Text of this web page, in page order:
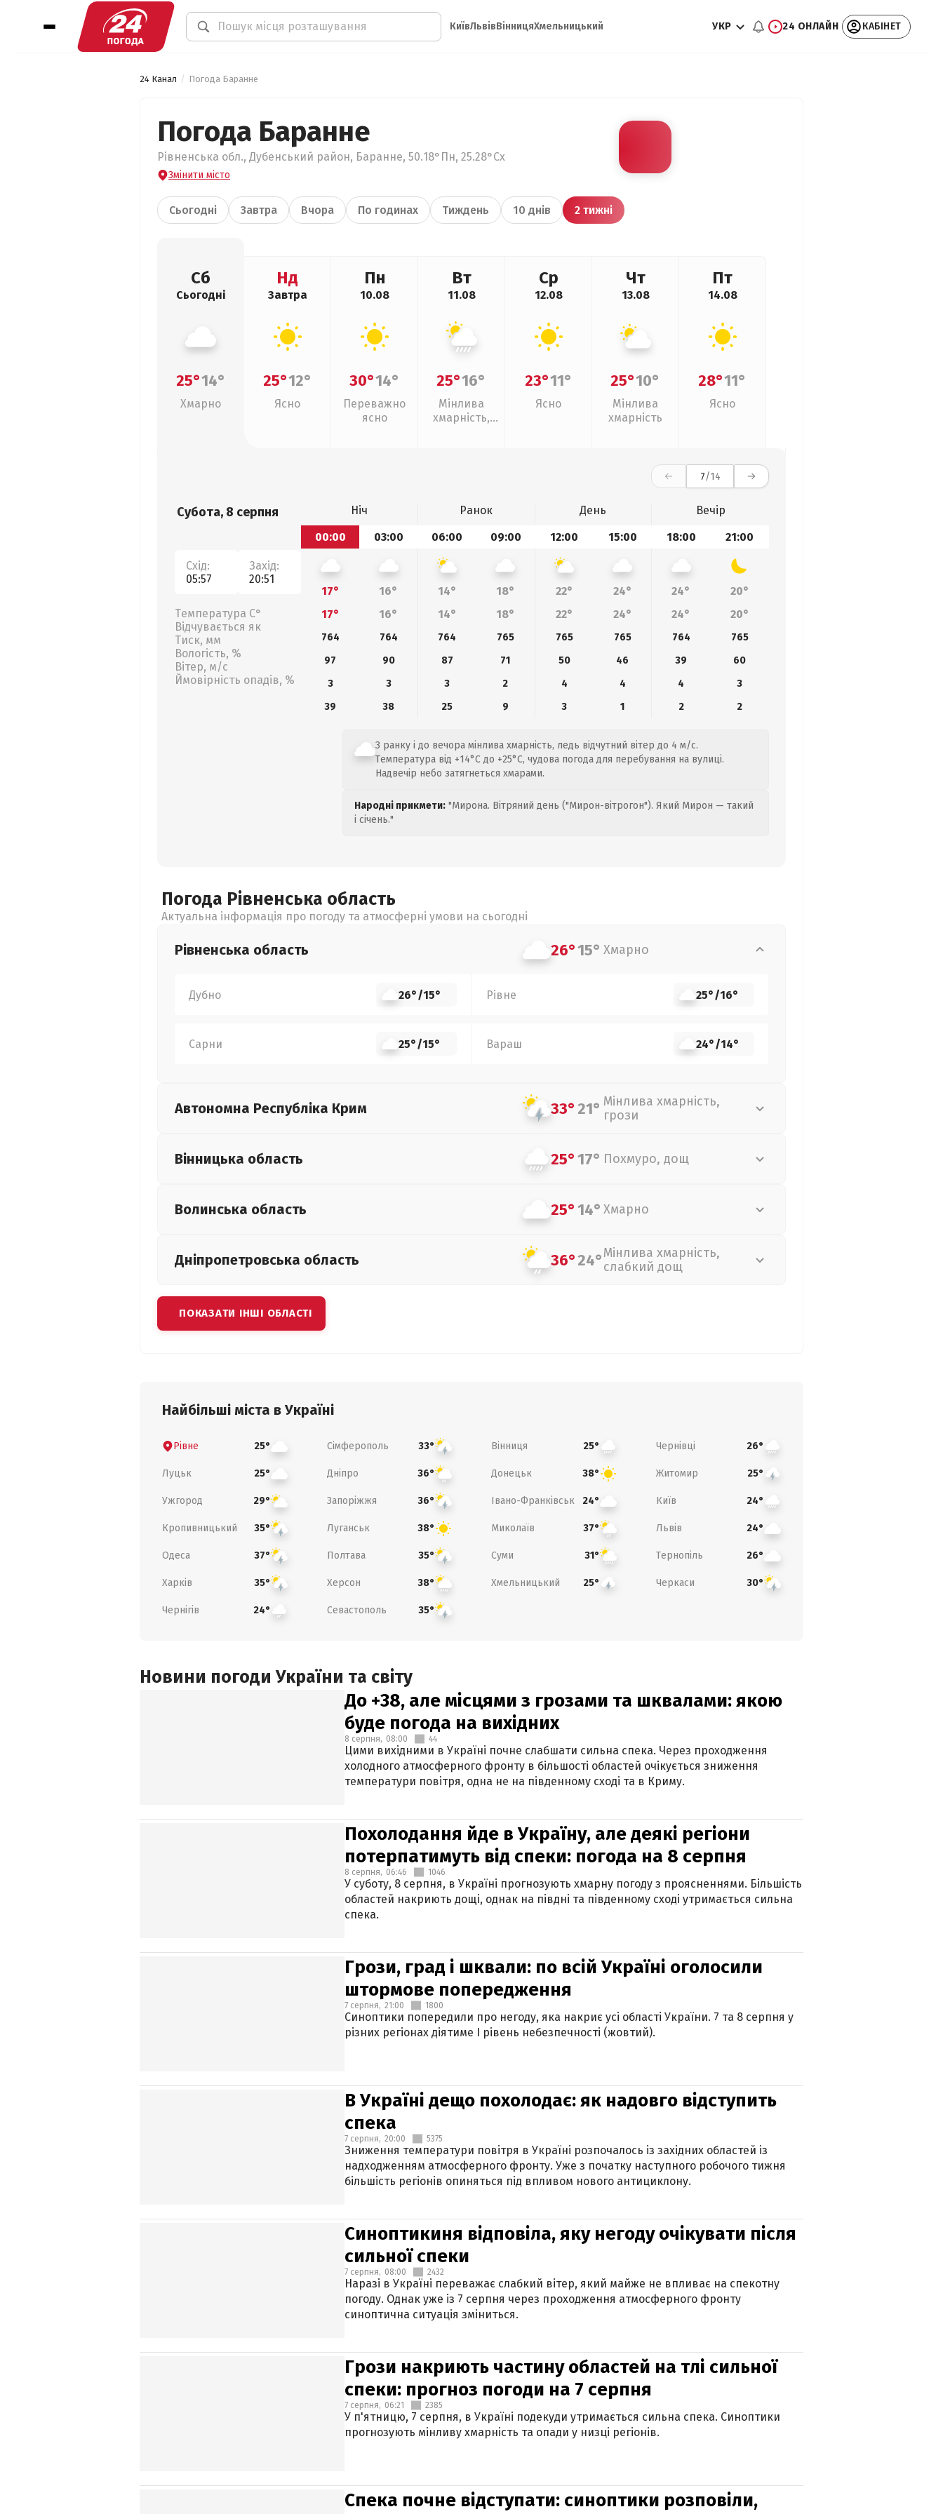
КиївЛьвівВінницяХмельницький УКР 24 ОНЛАЙН КАБІНЕТ
24 Канал Погода Баранне
Погода Баранне
Рівненська обл., Дубенський район, Баранне, 50.18°Пн, 25.28°Сх
Змінити місто
Сьогодні Завтра Вчора По годинах Тиждень 10 днів 2 тижні
Сб
Сьогодні
25°14°
Хмарно
Нд
Завтра
25°12°
Ясно
Пн
10.08
30°14°
Переважно
ясно
Вт
11.08
25°16°
Мінлива
хмарність,
Ср
12.08
23°11°
Ясно
Чт
13.08
25°10°
Мінлива
хмарність
Пт
14.08
28°11°
Ясно
7/14
Субота, 8 серпня
Схід:
05:57
Захід:
20:51
Температура С°
Відчувається як
Тиск, мм
Вологість, %
Вітер, м/с
Ймовірність опадів, %
Ніч Ранок День
Вечір
00:00
03:00 06:00 09:00 12:00 15:00 18:00 21:00
17° 16° 14° 18° 22° 24° 24°
20°
17°
16° 14° 18° 22° 24° 24° 20°
764 764 764 765 765 765 764
765
97
90 87 71 50 46 39
60
3
3 3 2 4 4 4
3
39
38 25 9 3 1 2 2
З ранку і до вечора мінлива хмарність, ледь відчутний вітер до 4 м/с.
Температура від +14°C до +25°C, чудова погода для перебування на вулиці.
Надвечір небо затягнеться хмарами.
Народні прикмети: "Мирона. Вітряний день ("Мирон-вітрогон"). Який Мирон — такий
і січень."
Погода Рівненська область
Актуальна інформація про погоду та атмосферні умови на сьогодні
Рівненська область 26°15° Хмарно
Дубно 26°/15° Рівне 25°/16°
Сарни 25°/15° Вараш 24°/14°
Автономна Республіка Крим 33°21° Мінлива хмарність,
грози
Вінницька область 25°17° Похмуро, дощ
Волинська область 25°14° Хмарно
Дніпропетровська область 36°24°Мінлива хмарність,
слабкий дощ
ПОКАЗАТИ ІНШІ ОБЛАСТІ
Найбільші міста в Україні
Рівне 25° Сімферополь 33° Вінниця 25° Чернівці 26°
Луцьк 25° Дніпро 36° Донецьк 38° Житомир 25°
Ужгород 29° Запоріжжя 36° Івано-Франківськ 24° Київ 24°
Кропивницький 35° Луганськ 38° Миколаїв 37° Львів 24°
Одеса 37° Полтава 35° Суми 31° Тернопіль 26°
Харків 35° Херсон 38° Хмельницький 25° Черкаси 30°
Чернігів 24° Севастополь 35°
Новини погоди України та світу
До +38, але місцями з грозами та шквалами: якою
буде погода на вихідних
8 серпня, 08:00 44
Цими вихідними в Україні почне слабшати сильна спека. Через проходження
холодного атмосферного фронту в більшості областей очікується зниження
температури повітря, одна не на південному сході та в Криму.
Похолодання йде в Україну, але деякі регіони
потерпатимуть від спеки: погода на 8 серпня
8 серпня, 06:46 1046
У суботу, 8 серпня, в Україні прогнозують хмарну погоду з проясненнями. Більшість
областей накриють дощі, однак на півдні та південному сході утримається сильна
спека.
Грози, град і шквали: по всій Україні оголосили
штормове попередження
7 серпня, 21:00 1800
Синоптики попередили про негоду, яка накриє усі області України. 7 та 8 серпня у
різних регіонах діятиме І рівень небезпечності (жовтий).
В Україні дещо похолодає: як надовго відступить
спека
7 серпня, 20:00 5375
Зниження температури повітря в Україні розпочалось із західних областей із
надходженням атмосферного фронту. Уже з початку наступного робочого тижня
більшість регіонів опиняться під впливом нового антициклону.
Синоптикиня відповіла, яку негоду очікувати після
сильної спеки
7 серпня, 08:00 2432
Наразі в Україні переважає слабкий вітер, який майже не впливає на спекотну
погоду. Однак уже із 7 серпня через проходження атмосферного фронту
синоптична ситуація зміниться.
Грози накриють частину областей на тлі сильної
спеки: прогноз погоди на 7 серпня
7 серпня, 06:21 2385
У п'ятницю, 7 серпня, в Україні подекуди утримається сильна спека. Синоптики
прогнозують мінливу хмарність та опади у низці регіонів.
Спека почне відступати: синоптики розповіли,